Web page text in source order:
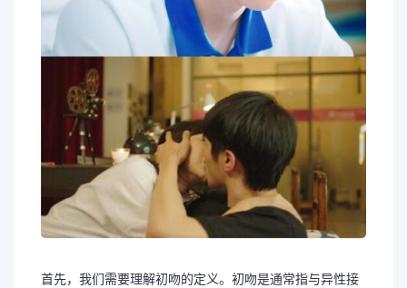
首先，我们需要理解初吻的定义。初吻是通常指与异性接